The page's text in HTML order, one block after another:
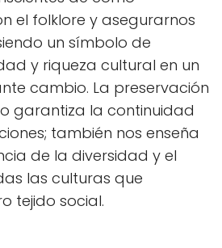
el folklore y asegurarnos
un símbolo de
y riqueza cultural en un
cambio. La preservación
garantiza la continuidad
también nos enseña
de la diversidad y el
las culturas que
tejido social.